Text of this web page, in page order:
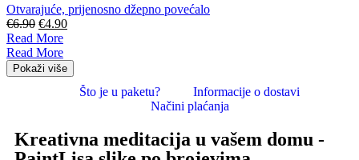
Otvarajuće, prijenosno džepno povećalo
€6.90 €4.90
Read More
Read More
Pokaži više
Što je u paketu?
Informacije o dostavi
Načini plaćanja
Kreativna meditacija u vašem domu -